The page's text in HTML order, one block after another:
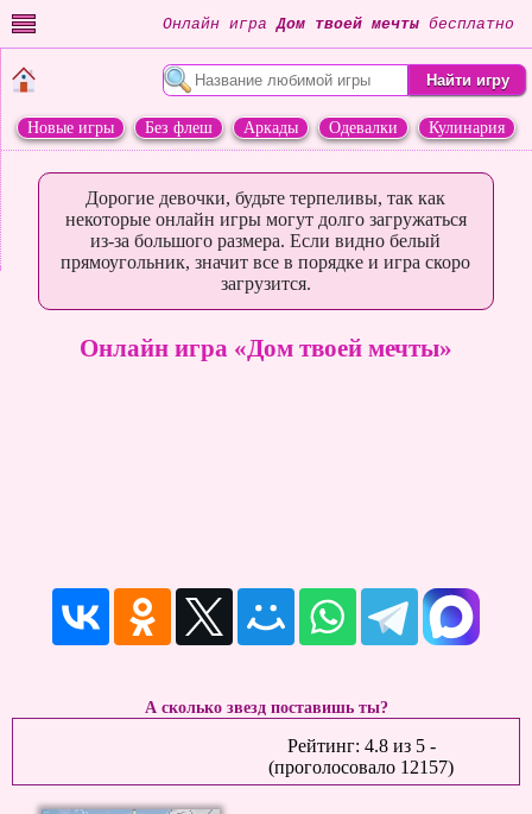
Онлайн играДом твоей мечты бесплатно
Новые игры Без флеш Аркады Одевалки
Кулинария
Дорогие девочки, будьте терпеливы, так как
некоторые онлайн игры могут долго загружаться
из-за большого размера. Если видно белый
прямоугольник, значит все в порядке и игра скоро
загрузится.
Онлайн игра «Дом твоей мечты»
А сколько звезд поставишь ты?
Рейтинг: 4.8из 5-
(проголосовало 12157)